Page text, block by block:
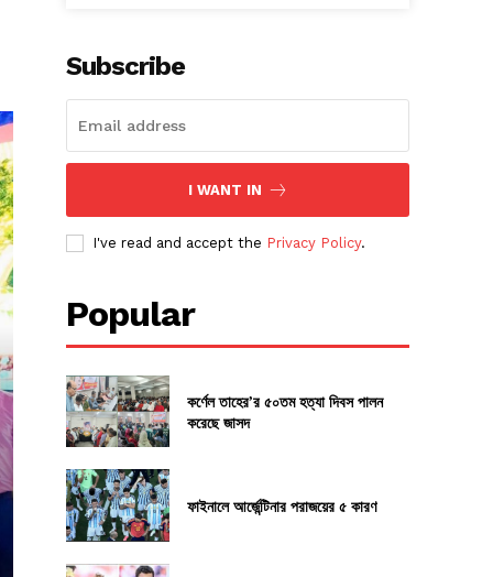
Subscribe
I WANT IN
I've read and accept the Privacy Policy.
Popular
কর্ণেল তাহের’র ৫০তম হত্যা দিবস পালন
করেছে জাসদ
ফাইনালে আর্জেন্টিনার পরাজয়ের ৫ কারণ